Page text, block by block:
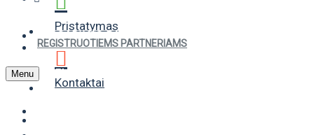
Pristatymas
Kontaktai
VASARINĖS PADANGOS
ŽIEMINĖS PADANGOS
REGISTRUOTIEMS PARTNERIAMS
Menu